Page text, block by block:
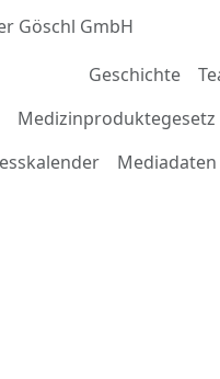
Göschl GmbH
Geschichte
Medizinproduktegesetz
Mediadaten